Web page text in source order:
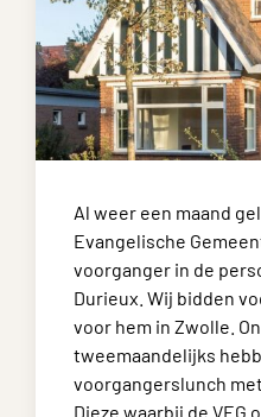
Al weer een maand
Evangelische
voorganger in de
Durieux. Wij bidden
voor hem in Zwolle.
tweemaandelijks
voorgangerslunch
Dieze waarbij de VEG